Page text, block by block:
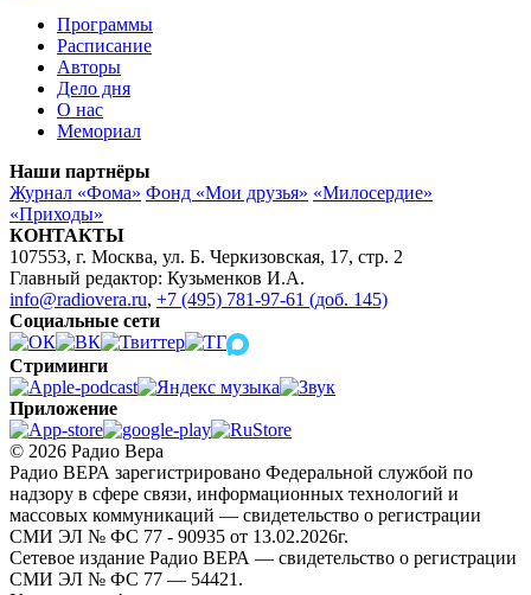
Программы
Расписание
Авторы
Дело дня
О нас
Мемориал
Наши партнёры
Журнал «Фома» Фонд «Мои друзья» «Милосердие»
«Приходы»
КОНТАКТЫ
107553, г. Москва, ул. Б. Черкизовская, 17, стр. 2
Главный редактор: Кузьменков И.А.
info@radiovera.ru, +7 (495) 781-97-61 (доб. 145)
Социальные сети
Стриминги
Приложение
© 2026 Радио Вера
Радио ВЕРА зарегистрировано Федеральной службой по
надзору в сфере связи, информационных технологий и
массовых коммуникаций — свидетельство о регистрации
СМИ ЭЛ № ФС 77 - 90935 от 13.02.2026г.
Сетевое издание Радио ВЕРА — свидетельство о регистрации
СМИ ЭЛ № ФС 77 — 54421.